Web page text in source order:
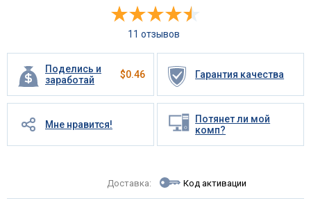
11 отзывов
Поделись и
заработай
$0.46 Гарантия качества
Мне нравится!
Потянет ли мой
комп?
Доставка: Код активации